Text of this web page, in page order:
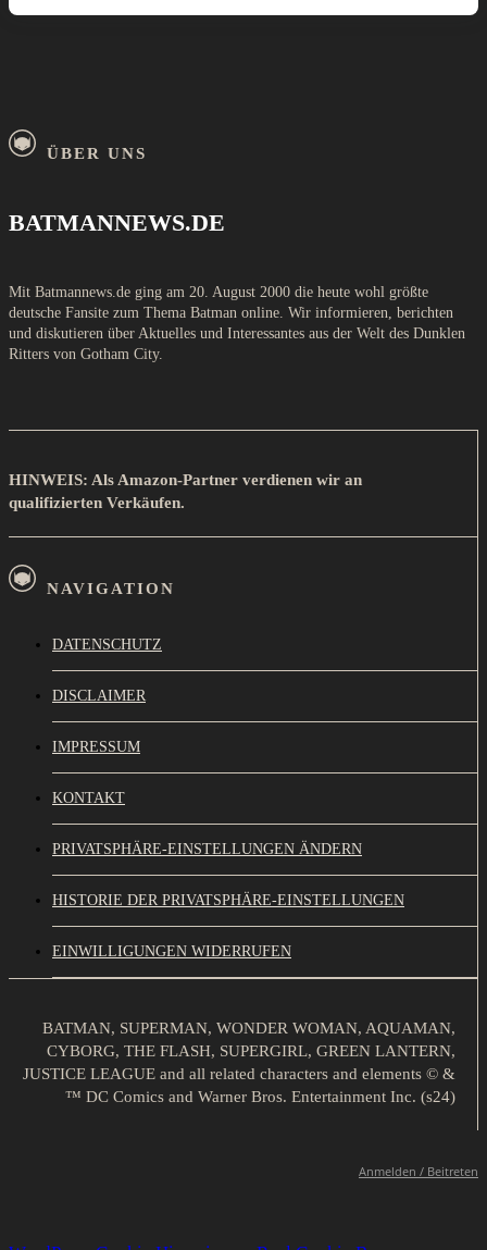
ÜBER UNS
BATMANNEWS.DE
Mit Batmannews.de ging am 20. August 2000 die heute wohl größte
deutsche Fansite zum Thema Batman online. Wir informieren, berichten
und diskutieren über Aktuelles und Interessantes aus der Welt des Dunklen
Ritters von Gotham City.
HINWEIS: Als Amazon-Partner verdienen wir an
qualifizierten Verkäufen.
NAVIGATION
DATENSCHUTZ
DISCLAIMER
IMPRESSUM
KONTAKT
PRIVATSPHÄRE-EINSTELLUNGEN ÄNDERN
HISTORIE DER PRIVATSPHÄRE-EINSTELLUNGEN
EINWILLIGUNGEN WIDERRUFEN
BATMAN, SUPERMAN, WONDER WOMAN, AQUAMAN,
CYBORG, THE FLASH, SUPERGIRL, GREEN LANTERN,
JUSTICE LEAGUE and all related characters and elements © &
™ DC Comics and Warner Bros. Entertainment Inc. (s24)
Anmelden / Beitreten